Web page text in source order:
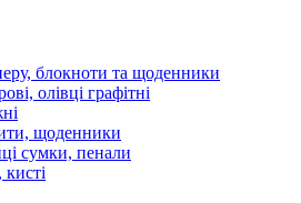
блокноти та щоденники
олівці графітні
щоденники
сумки, пенали